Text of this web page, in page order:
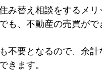
み替え相談をするメリ
も、不動産の売買が
不要となるので、余計
きます。